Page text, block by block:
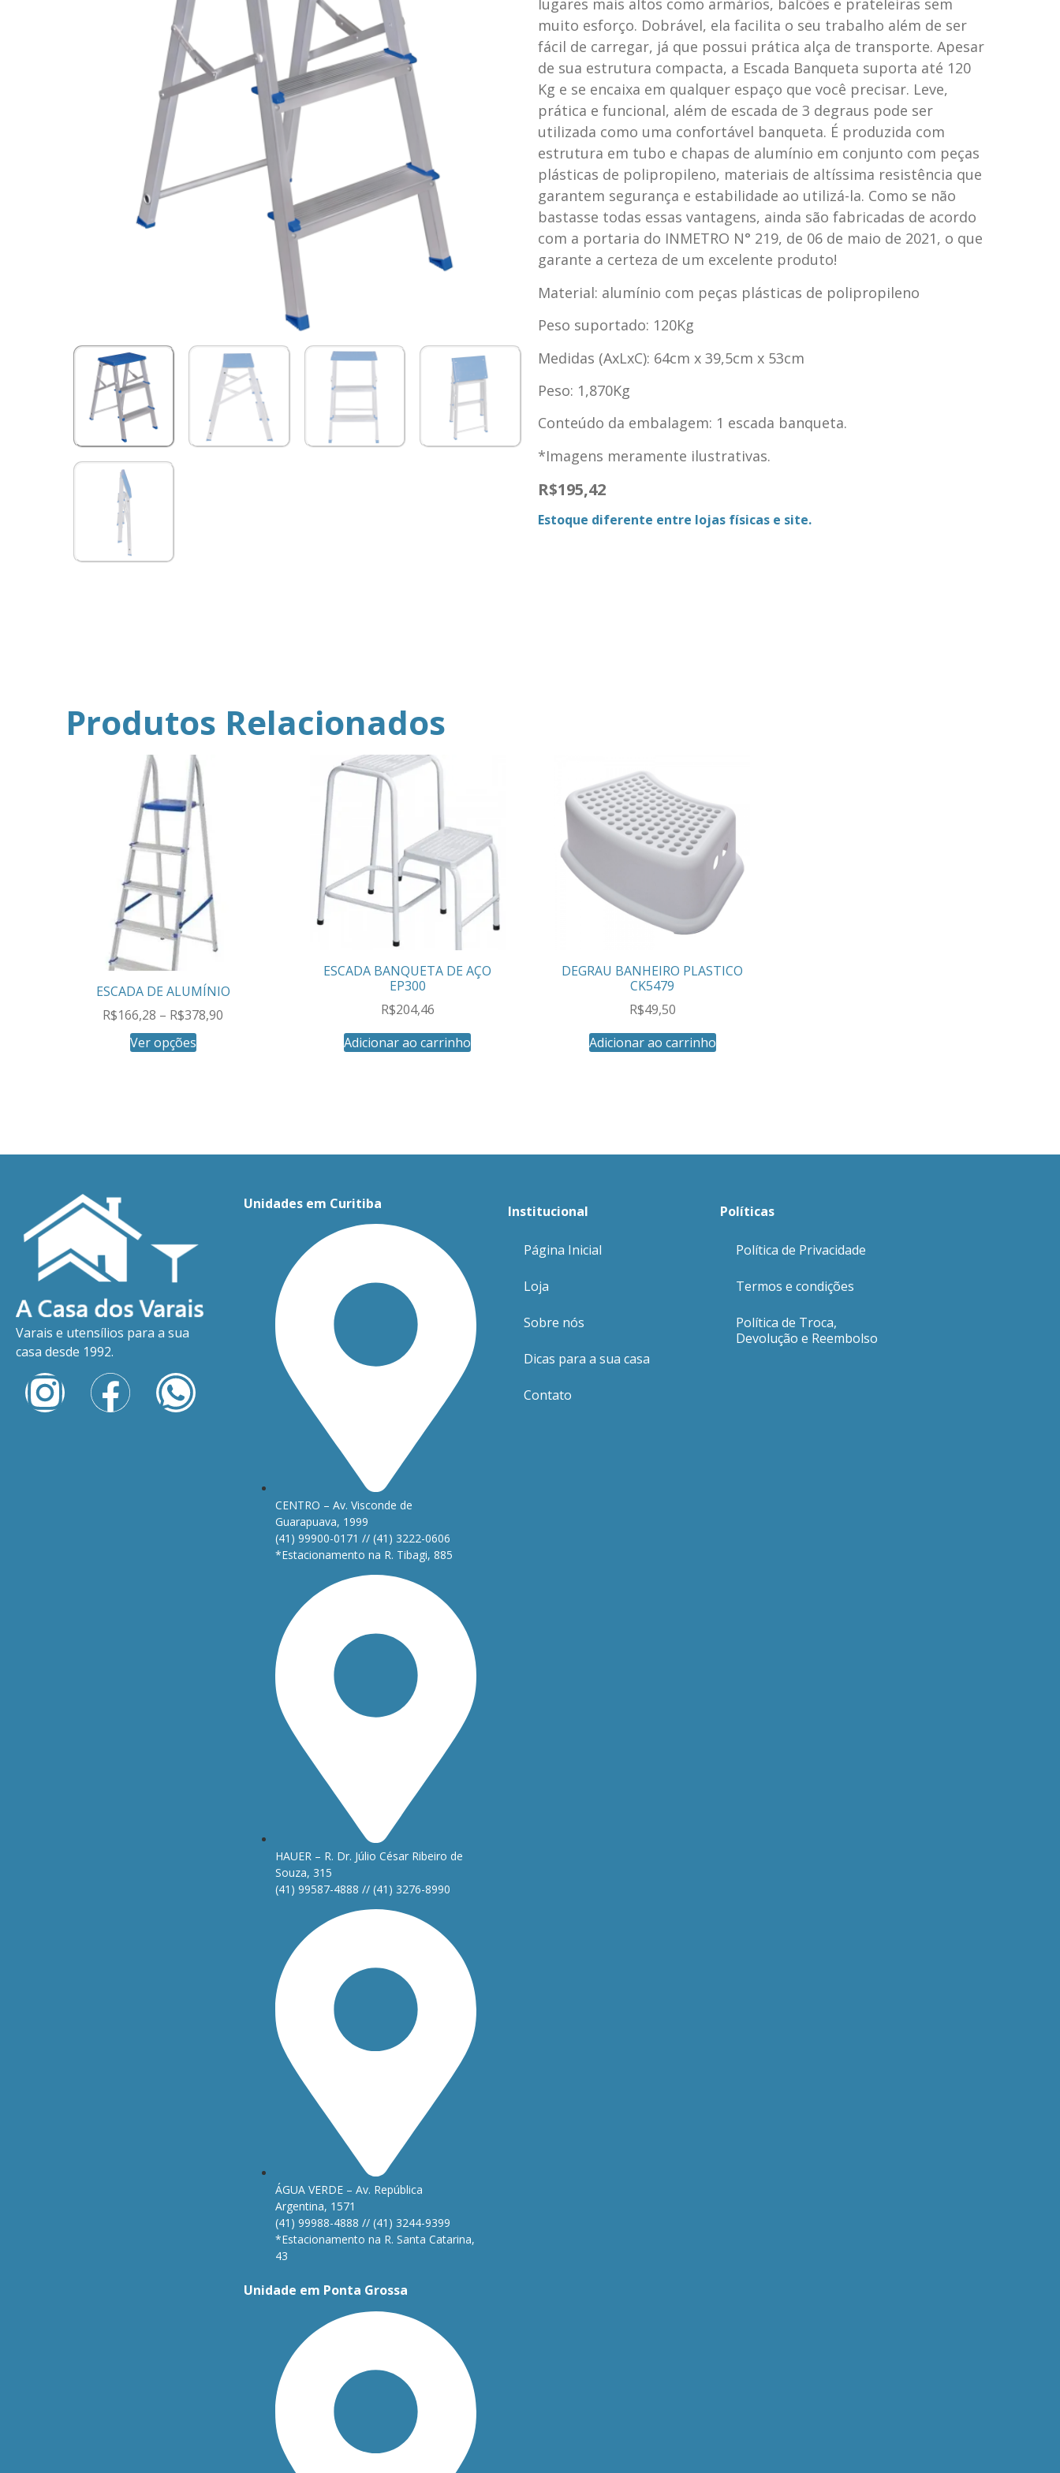
lugares mais altos como armários, balcões e prateleiras sem
muito esforço. Dobrável, ela facilita o seu trabalho além de ser
fácil de carregar, já que possui prática alça de transporte. Apesar
de sua estrutura compacta, a Escada Banqueta suporta até 120
Kg e se encaixa em qualquer espaço que você precisar. Leve,
prática e funcional, além de escada de 3 degraus pode ser
utilizada como uma confortável banqueta. É produzida com
estrutura em tubo e chapas de alumínio em conjunto com peças
plásticas de polipropileno, materiais de altíssima resistência que
garantem segurança e estabilidade ao utilizá-la. Como se não
bastasse todas essas vantagens, ainda são fabricadas de acordo
com a portaria do INMETRO N° 219, de 06 de maio de 2021, o que
garante a certeza de um excelente produto!
Material: alumínio com peças plásticas de polipropileno
Peso suportado: 120Kg
Medidas (AxLxC): 64cm x 39,5cm x 53cm
Peso: 1,870Kg
Conteúdo da embalagem: 1 escada banqueta.
*Imagens meramente ilustrativas.
R$195,42
Estoque diferente entre lojas físicas e site.
Produtos Relacionados
ESCADA DE ALUMÍNIO
R$166,28 – R$378,90
Ver opções
ESCADA BANQUETA DE AÇO
EP300
R$204,46
Adicionar ao carrinho
DEGRAU BANHEIRO PLASTICO
CK5479
R$49,50
Adicionar ao carrinho
Varais e utensílios para a sua
casa desde 1992.
Unidades em Curitiba
CENTRO – Av. Visconde de
Guarapuava, 1999
(41) 99900-0171 // (41) 3222-0606
*Estacionamento na R. Tibagi, 885
HAUER – R. Dr. Júlio César Ribeiro de
Souza, 315
(41) 99587-4888 // (41) 3276-8990
ÁGUA VERDE – Av. República
Argentina, 1571
(41) 99988-4888 // (41) 3244-9399
*Estacionamento na R. Santa Catarina,
43
Unidade em Ponta Grossa
Institucional
Página Inicial
Loja
Sobre nós
Dicas para a sua casa
Contato
Políticas
Política de Privacidade
Termos e condições
Política de Troca,
Devolução e Reembolso